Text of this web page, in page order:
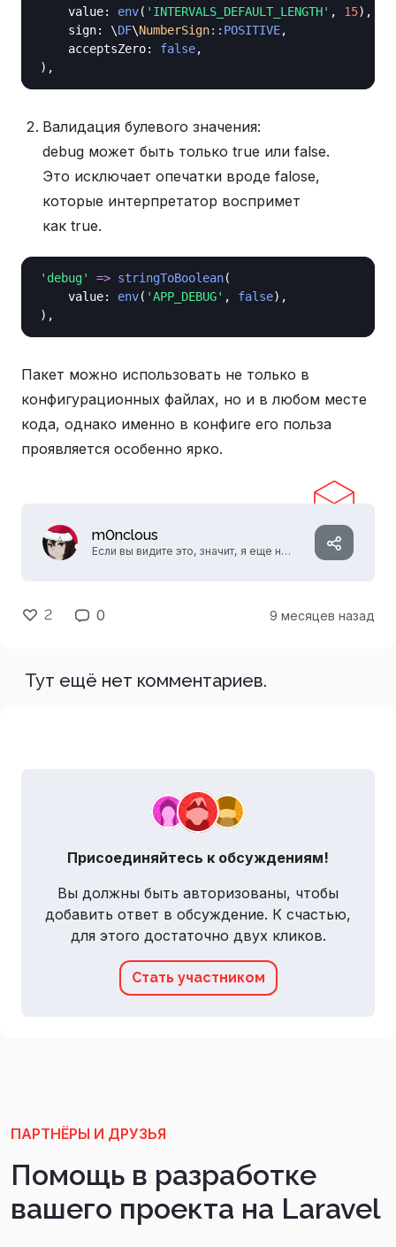
value: env( 'INTERVALS_DEFAULT_LENGTH' , 15),
sign: \DF\NumberSign:: POSITIVE,
acceptsZero: false,
Валидация булевого значения:
debug может быть только true или false.
Это исключает опечатки вроде falose,
которые интерпретатор воспримет
как true.
'debug' => stringToBoolean(
value: env( 'APP_DEBUG' , false),
Пакет можно использовать не только в
конфигурационных файлах, но и в любом месте
кода, однако именно в конфиге его польза
проявляется особенно ярко.
m0nclous
Если вы видите это, значит, я еще не
2 0 9 месяцев назад
Тут ещё нет комментариев.
Присоединяйтесь к обсуждениям!
Вы должны быть авторизованы, чтобы
добавить ответ в обсуждение. К счастью,
для этого достаточно двух кликов.
Стать участником
ПАРТНЁРЫ И ДРУЗЬЯ
Помощь в разработке
вашего проекта на Laravel